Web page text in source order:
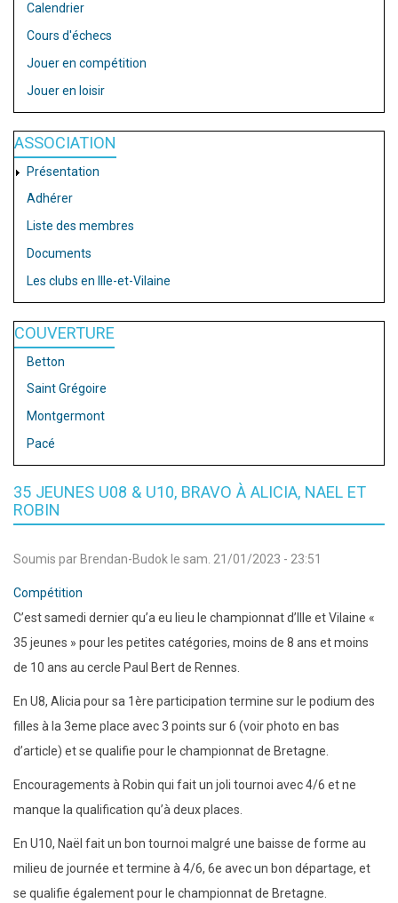
Calendrier
Cours d'échecs
Jouer en compétition
Jouer en loisir
ASSOCIATION
Présentation
Adhérer
Liste des membres
Documents
Les clubs en Ille-et-Vilaine
COUVERTURE
Betton
Saint Grégoire
Montgermont
Pacé
35 JEUNES U08 & U10, BRAVO À ALICIA, NAEL ET
ROBIN
Soumis par Brendan-Budok le sam. 21/01/2023 - 23:51
Compétition
C’est samedi dernier qu’a eu lieu le championnat d’Ille et Vilaine «
35 jeunes » pour les petites catégories, moins de 8 ans et moins
de 10 ans au cercle Paul Bert de Rennes.
En U8, Alicia pour sa 1ère participation termine sur le podium des
filles à la 3eme place avec 3 points sur 6 (voir photo en bas
d’article) et se qualifie pour le championnat de Bretagne.
Encouragements à Robin qui fait un joli tournoi avec 4/6 et ne
manque la qualification qu’à deux places.
En U10, Naël fait un bon tournoi malgré une baisse de forme au
milieu de journée et termine à 4/6, 6e avec un bon départage, et
se qualifie également pour le championnat de Bretagne.